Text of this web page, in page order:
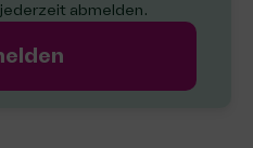
jederzeit abmelden.